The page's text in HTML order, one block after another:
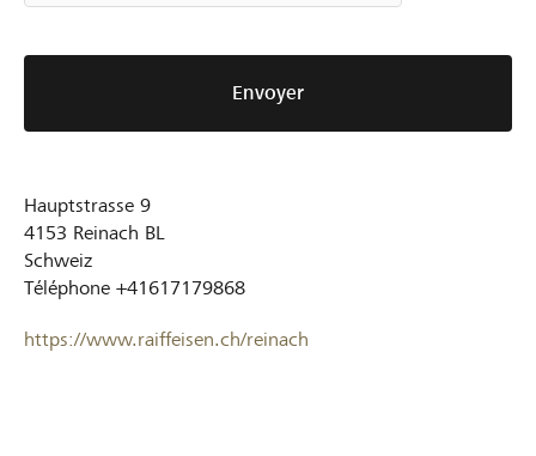
Envoyer
Hauptstrasse 9
4153 Reinach BL
Schweiz
Téléphone +41617179868
https://www.raiffeisen.ch/reinach